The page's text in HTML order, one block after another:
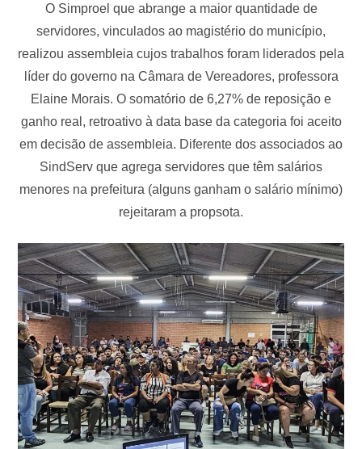
O Simproel que abrange a maior quantidade de
servidores, vinculados ao magistério do município,
realizou assembleia cujos trabalhos foram liderados pela
líder do governo na Câmara de Vereadores, professora
Elaine Morais. O somatório de 6,27% de reposição e
ganho real, retroativo à data base da categoria foi aceito
em decisão de assembleia. Diferente dos associados ao
SindServ que agrega servidores que têm salários
menores na prefeitura (alguns ganham o salário mínimo)
rejeitaram a propsota.